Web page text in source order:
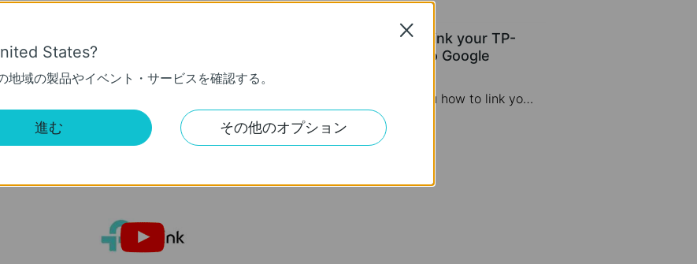
Enabled Product on a 3rd Party
Controller
More
Quick Tips: How to Link your TP-
Link Tapo Account to Google
This video will show you how to link your TP-Link Tapo account to Google Assistant
More
States?
地域の製品やイベント・サービスを確認する。
進む その他のオプション
Close